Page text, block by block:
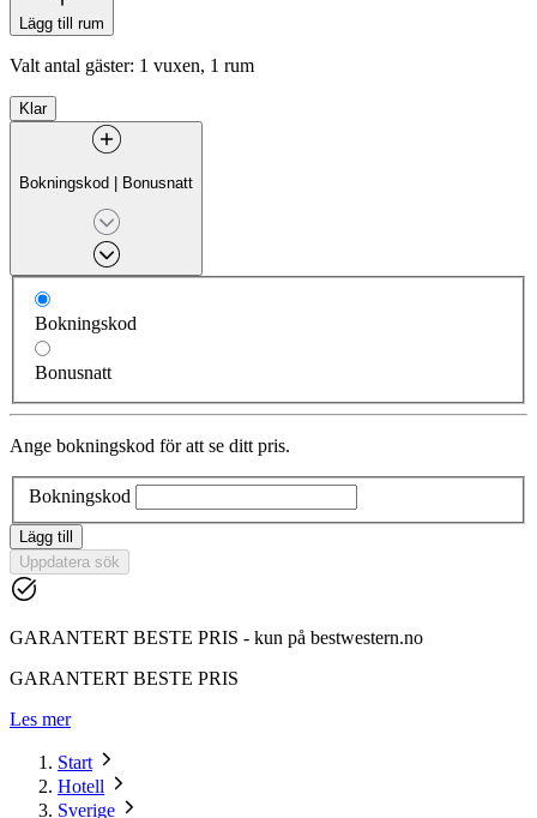
Lägg till rum
Valt antal gäster: 1 vuxen, 1 rum
Klar
Bokningskod | Bonusnatt
Bokningskod
Bonusnatt
Ange bokningskod för att se ditt pris.
Bokningskod
Lägg till
Uppdatera sök
GARANTERT BESTE PRIS - kun på bestwestern.no
GARANTERT BESTE PRIS
Les mer
Start
Hotell
Sverige